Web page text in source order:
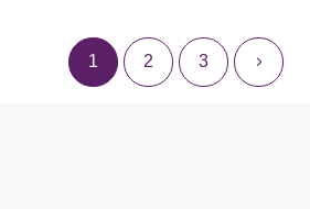
1 2 3